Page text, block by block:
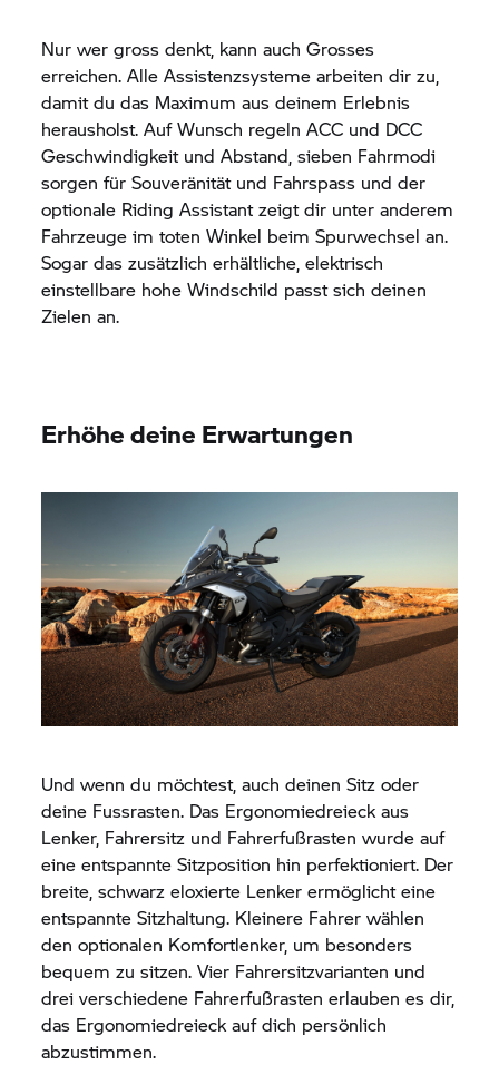
Nur wer gross denkt, kann auch Grosses
erreichen. Alle Assistenzsysteme arbeiten dir zu,
damit du das Maximum aus deinem Erlebnis
herausholst. Auf Wunsch regeln ACC und DCC
Geschwindigkeit und Abstand, sieben Fahrmodi
sorgen für Souveränität und Fahrspass und der
optionale Riding Assistant zeigt dir unter anderem
Fahrzeuge im toten Winkel beim Spurwechsel an.
Sogar das zusätzlich erhältliche, elektrisch
einstellbare hohe Windschild passt sich deinen
Zielen an.
Erhöhe deine Erwartungen
Und wenn du möchtest, auch deinen Sitz oder
deine Fussrasten. Das Ergonomiedreieck aus
Lenker, Fahrersitz und Fahrerfußrasten wurde auf
eine entspannte Sitzposition hin perfektioniert. Der
breite, schwarz eloxierte Lenker ermöglicht eine
entspannte Sitzhaltung. Kleinere Fahrer wählen
den optionalen Komfortlenker, um besonders
bequem zu sitzen. Vier Fahrersitzvarianten und
drei verschiedene Fahrerfußrasten erlauben es dir,
das Ergonomiedreieck auf dich persönlich
abzustimmen.